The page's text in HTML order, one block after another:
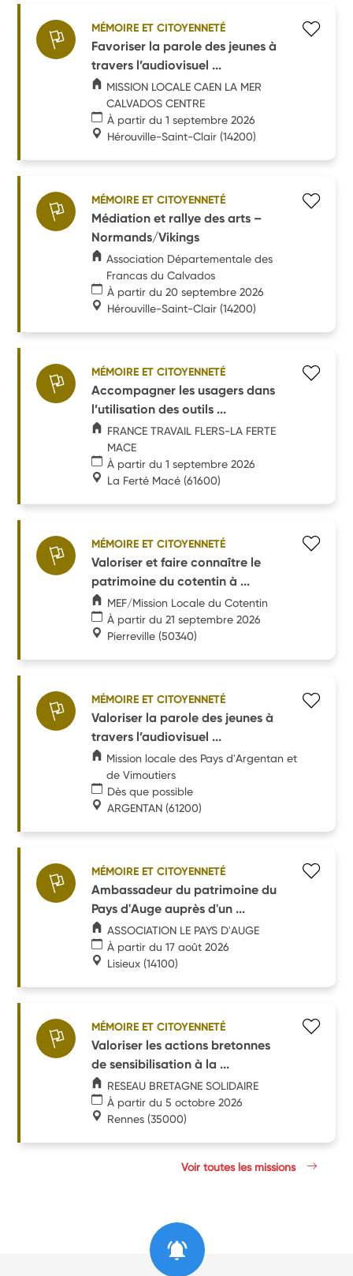
MÉMOIRE ET CITOYENNETÉ
Favoriser la parole des jeunes à
travers l’audiovisuel ...
MISSION LOCALE CAEN LA MER
CALVADOS CENTRE
À partir du 1 septembre 2026
Hérouville-Saint-Clair (14200)
MÉMOIRE ET CITOYENNETÉ
Médiation et rallye des arts –
Normands/Vikings
Association Départementale des
Francas du Calvados
À partir du 20 septembre 2026
Hérouville-Saint-Clair (14200)
MÉMOIRE ET CITOYENNETÉ
Accompagner les usagers dans
l’utilisation des outils ...
FRANCE TRAVAIL FLERS-LA FERTE
MACE
À partir du 1 septembre 2026
La Ferté Macé (61600)
MÉMOIRE ET CITOYENNETÉ
Valoriser et faire connaître le
patrimoine du cotentin à ...
MEF/Mission Locale du Cotentin
À partir du 21 septembre 2026
Pierreville (50340)
MÉMOIRE ET CITOYENNETÉ
Valoriser la parole des jeunes à
travers l’audiovisuel ...
Mission locale des Pays d'Argentan et
de Vimoutiers
Dès que possible
ARGENTAN (61200)
MÉMOIRE ET CITOYENNETÉ
Ambassadeur du patrimoine du
Pays d'Auge auprès d'un ...
ASSOCIATION LE PAYS D'AUGE
À partir du 17 août 2026
Lisieux (14100)
MÉMOIRE ET CITOYENNETÉ
Valoriser les actions bretonnes
de sensibilisation à la ...
RESEAU BRETAGNE SOLIDAIRE
À partir du 5 octobre 2026
Rennes (35000)
Voir toutes les missions